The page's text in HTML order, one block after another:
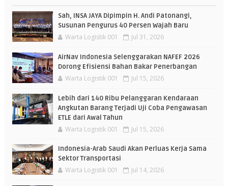
Sah, INSA JAYA Dipimpin H. Andi Patonangi,
Susunan Pengurus 40 Persen Wajah Baru
Warta Logistik 001 Jul 31, 2026
AirNav Indonesia Selenggarakan NAFEF 2026
Dorong Efisiensi Bahan Bakar Penerbangan
Warta Logistik 001 Jul 15, 2026
Lebih dari 140 Ribu Pelanggaran Kendaraan
Angkutan Barang Terjadi Uji Coba Pengawasan
ETLE dari Awal Tahun
Warta Logistik 001 Jul 15, 2026
Indonesia-Arab Saudi Akan Perluas Kerja Sama
Sektor Transportasi
Warta Logistik 001 Jul 14, 2026